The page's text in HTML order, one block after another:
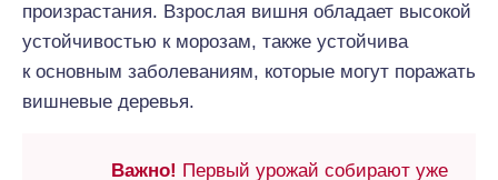
произрастания. Взрослая вишня обладает высокой
устойчивостью к морозам, также устойчива
к основным заболеваниям, которые могут поражать
вишневые деревья.
Важно! Первый урожай собирают уже